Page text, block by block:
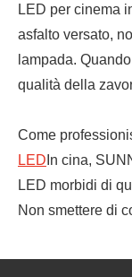
LED per cinema
asfalto versato,
lampada.
qualità della
Come
LED In cina,
LED morbidi di
Non smettere di